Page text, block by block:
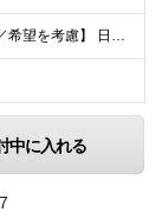
【フルリモート可／転勤なし／希望を考慮】 日本47都道府県、どこでも就業可能！ （東京・神奈川・埼玉・千葉・北海道・宮城・愛知・大阪・福岡・新潟など 各拠点近郊のプロジェクト先） 【Point】
中に入れる